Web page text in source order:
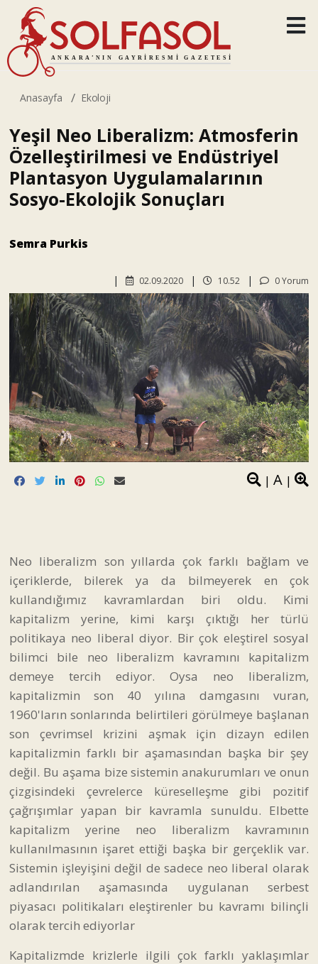
Anasayfa Ekoloji
Yeşil Neo Liberalizm: Atmosferin
Özelleştirilmesi ve Endüstriyel
Plantasyon Uygulamalarının
Sosyo-Ekolojik Sonuçları
Semra Purkis
0 Yorum
10.52
02.09.2020
| A |
Neo liberalizm son yıllarda çok farklı bağlam ve
içeriklerde, bilerek ya da bilmeyerek en çok
kullandığımız kavramlardan biri oldu. Kimi
kapitalizm yerine, kimi karşı çıktığı her türlü
politikaya neo liberal diyor. Bir çok eleştirel sosyal
bilimci bile neo liberalizm kavramını kapitalizm
demeye tercih ediyor. Oysa neo liberalizm,
kapitalizmin son 40 yılına damgasını vuran,
1960'ların sonlarında belirtileri görülmeye başlanan
son çevrimsel krizini aşmak için dizayn edilen
kapitalizmin farklı bir aşamasından başka bir şey
değil. Bu aşama bize sistemin anakurumları ve onun
çizgisindeki çevrelerce küreselleşme gibi pozitif
çağrışımlar yapan bir kavramla sunuldu. Elbette
kapitalizm yerine neo liberalizm kavramının
kullanılmasının işaret ettiği başka bir gerçeklik var.
Sistemin işleyişini değil de sadece neo liberal olarak
adlandırılan aşamasında uygulanan serbest
piyasacı politikaları eleştirenler bu kavramı bilinçli
olarak tercih ediyorlar
Kapitalizmde krizlerle ilgili çok farklı yaklaşımlar